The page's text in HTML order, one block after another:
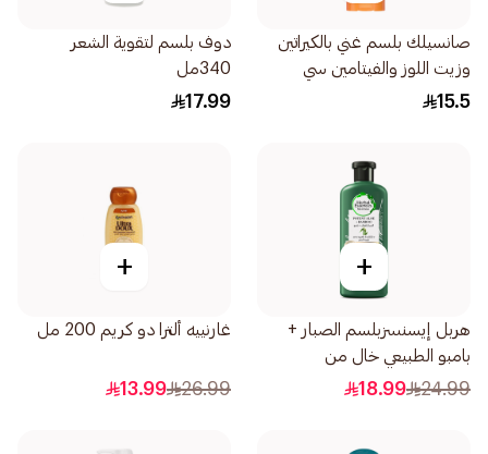
صانسيلك بلسم غني بالكيراتين
وزيت اللوز والفيتامين سي
للتجديد الفوري يرمم الشعر
15.5
دوف بلسم لتقوية الشعر
340مل
17.99
+
ھربل إیسنسزبلسم الصبار +
بامبو الطبيعي خال من
السُلفاتمن ،400مل
24.99
18.99
+
غارنييه ألترا دو كريم 200 مل
26.99
13.99